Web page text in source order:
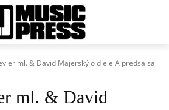
ml. & David Majerský o diele A predsa sa
ml. & David